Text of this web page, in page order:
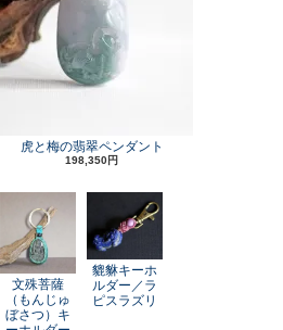
虎と梅の翡翠ペンダント
198,350円
文殊菩薩
（もんじゅ
ぼさつ）キ
貔貅キーホ
ルダー／ラ
ピスラズリ